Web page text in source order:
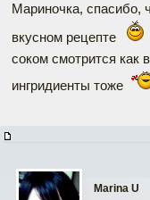
Мариночка, спасибо,
вкусном рецепте
соком смотрится как
ингридиенты тоже
Marina U